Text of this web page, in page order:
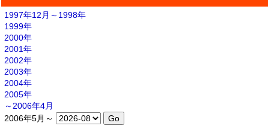
1997年12月～1998年
1999年
2000年
2001年
2002年
2003年
2004年
2005年
～2006年4月
2006年5月～